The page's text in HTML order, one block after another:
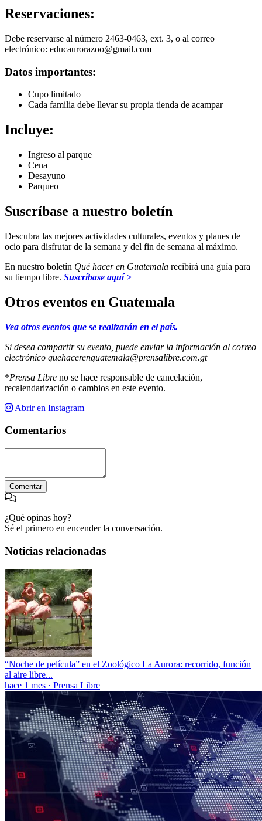
Reservaciones:
Debe reservarse al número 2463-0463, ext. 3, o al correo
electrónico: educaurorazoo@gmail.com
Datos importantes:
Cupo limitado
Cada familia debe llevar su propia tienda de acampar
Incluye:
Ingreso al parque
Cena
Desayuno
Parqueo
Suscríbase a nuestro boletín
Descubra las mejores actividades culturales, eventos y planes de
ocio para disfrutar de la semana y del fin de semana al máximo.
En nuestro boletín Qué hacer en Guatemala recibirá una guía para
su tiempo libre. Suscríbase aquí >
Otros eventos en Guatemala
Vea otros eventos que se realizarán en el país.
Si desea compartir su evento, puede enviar la información al correo
electrónico quehacerenguatemala@prensalibre.com.gt
*Prensa Libre no se hace responsable de cancelación,
recalendarización o cambios en este evento.
Abrir en Instagram
Comentarios
Comentar
¿Qué opinas hoy?
Sé el primero en encender la conversación.
Noticias relacionadas
“Noche de película” en el Zoológico La Aurora: recorrido, función
al aire libre...
hace 1 mes · Prensa Libre